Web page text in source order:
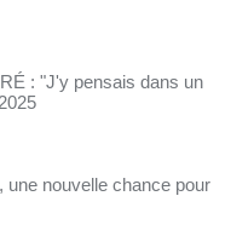
: "J'y pensais dans un
une nouvelle chance pour